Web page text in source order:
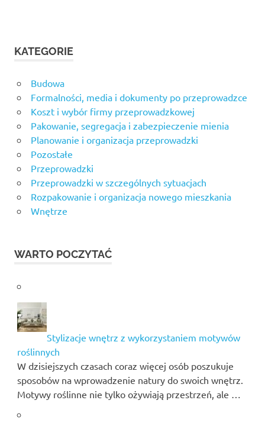
KATEGORIE
Budowa
Formalności, media i dokumenty po przeprowadzce
Koszt i wybór firmy przeprowadzkowej
Pakowanie, segregacja i zabezpieczenie mienia
Planowanie i organizacja przeprowadzki
Pozostałe
Przeprowadzki
Przeprowadzki w szczególnych sytuacjach
Rozpakowanie i organizacja nowego mieszkania
Wnętrze
WARTO POCZYTAĆ
Stylizacje wnętrz z wykorzystaniem motywów
roślinnych
W dzisiejszych czasach coraz więcej osób poszukuje
sposobów na wprowadzenie natury do swoich wnętrz.
Motywy roślinne nie tylko ożywiają przestrzeń, ale …